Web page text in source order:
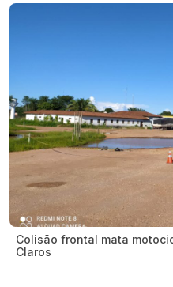
Colisão frontal mata
Claros